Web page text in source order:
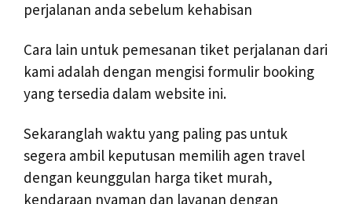
perjalanan anda sebelum kehabisan
Cara lain untuk pemesanan tiket perjalanan dari
kami adalah dengan mengisi formulir booking
yang tersedia dalam website ini.
Sekaranglah waktu yang paling pas untuk
segera ambil keputusan memilih agen travel
dengan keunggulan harga tiket murah,
kendaraan nyaman dan layanan dengan